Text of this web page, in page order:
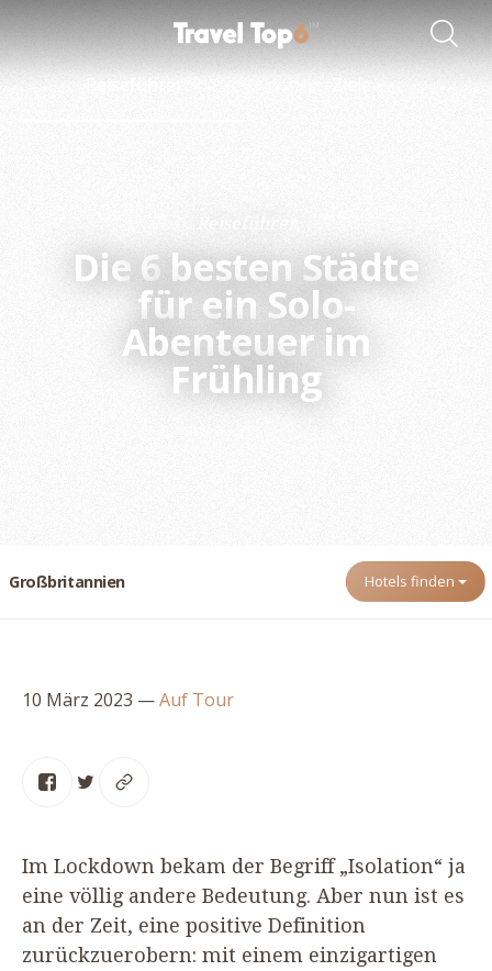
Reiseführer
Reiseführer
Die6besten Städte
für ein Solo-
Abenteuer im
Frühling
Großbritannien Hotels finden
10 März 2023 —Auf Tour
Im Lockdown bekam der Begriff„Isolation“ ja
eine völlig andere Bedeutung. Aber nun ist es
an der Zeit, eine positive Definition
zurückzuerobern: mit einem einzigartigen